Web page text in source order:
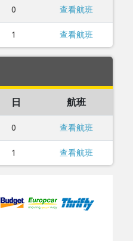
0 查看航班
1 查看航班
日 航班
0 查看航班
1 查看航班